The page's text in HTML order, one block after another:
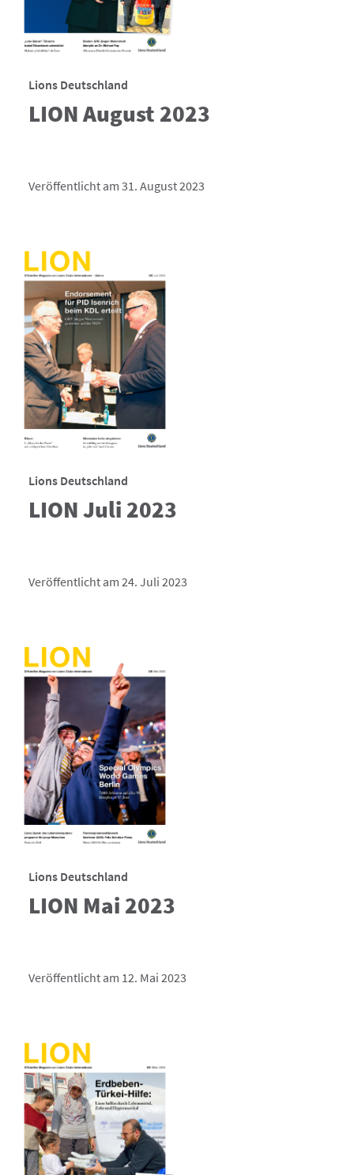
Lions Deutschland
LION August 2023
Veröffentlicht am 31. August 2023
Lions Deutschland
LION Juli 2023
Veröffentlicht am 24. Juli 2023
Lions Deutschland
LION Mai 2023
Veröffentlicht am 12. Mai 2023